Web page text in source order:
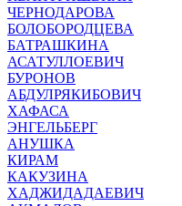
ЧЕРНОДАРОВА
БОЛОБОРОДЦЕВА
БАТРАШКИНА
АСАТУЛЛОЕВИЧ
БУРОНОВ
АБДУЛРЯКИБОВИЧ
ХАФАСА
ЭНГЕЛЬБЕРГ
АНУШКА
КИРАМ
КАКУЗИНА
ХАДЖИДАДАЕВИЧ